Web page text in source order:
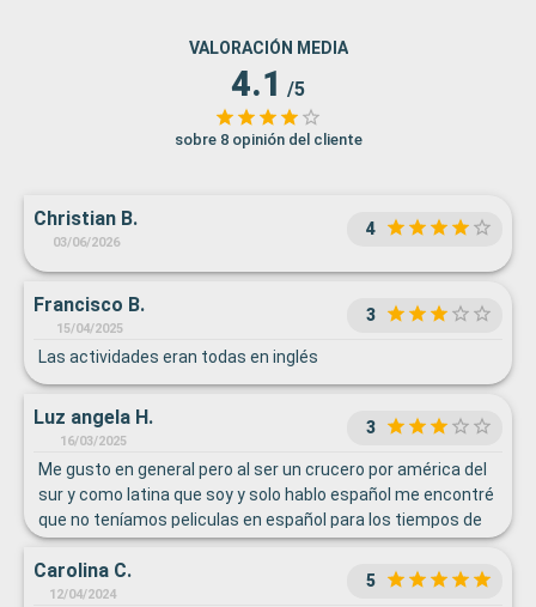
VALORACIÓN MEDIA
4.1 /5
sobre 8 opinión del cliente
Christian B.
03/06/2026
4
Francisco B.
15/04/2025
3
Las actividades eran todas en inglés
Luz angela H.
16/03/2025
3
Me gusto en general pero al ser un crucero por américa del
sur y como latina que soy y solo hablo español me encontré
que no teníamos peliculas en español para los tiempos de
navegación solo había una, la pantalla que esta afuera solo
en ingreso con solo le colocaran sub títulos en español ahí
podemos ver todos y observe que este espacio mantenía
Carolina C.
12/04/2024
5